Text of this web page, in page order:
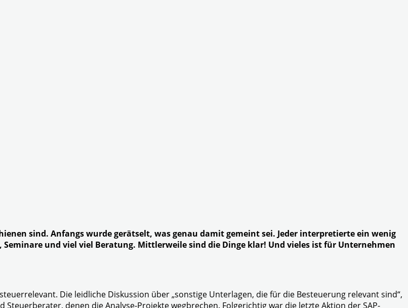
sind. Anfangs wurde gerätselt, was genau damit gemeint sei. Jeder interpretierte ein wenig
und viel viel Beratung. Mittlerweile sind die Dinge klar! Und vieles ist für Unternehmen
Die leidliche Diskussion über „sonstige Unterlagen, die für die Besteuerung relevant sind“,
denen die Analyse-Projekte wegbrechen. Folgerichtig war die letzte Aktion der SAP-